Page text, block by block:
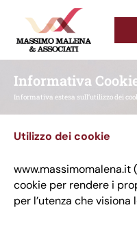
Informativa
Informativa estesa sull’utilizzo dei
Utilizzo dei cookie
www.massimomalena.it
cookie per rendere i
per l’utenza che visiona